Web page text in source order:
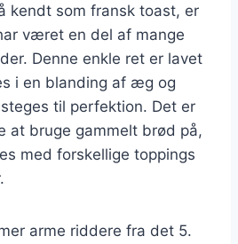
kendt som fransk toast, er
været en del af mange
Denne enkle ret er lavet
i en blanding af æg og
til perfektion. Det er
at bruge gammelt brød på,
med forskellige toppings
arme riddere fra det 5.